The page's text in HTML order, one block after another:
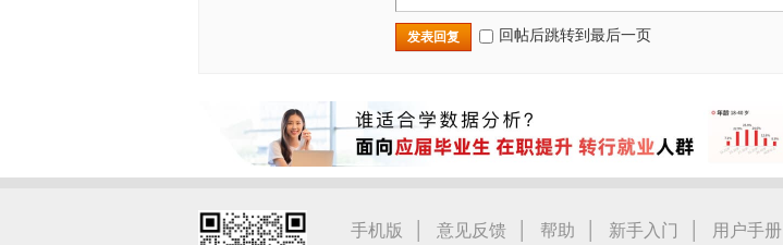
发表回复 回帖后跳转到最后一页
手机版 | 意见反馈 | 帮助 | 新手入门 | 用户手册